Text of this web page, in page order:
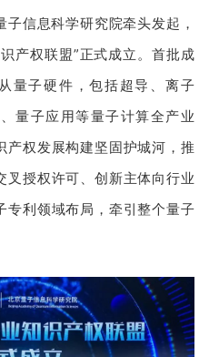
信息科学研究院牵头发起，
产权联盟”正式成立。首批成
量子硬件，包括超导、离子
量子应用等量子计算全产业
产权发展构建坚固护城河，推
叉授权许可、创新主体向行业
专利领域布局，牵引整个量子